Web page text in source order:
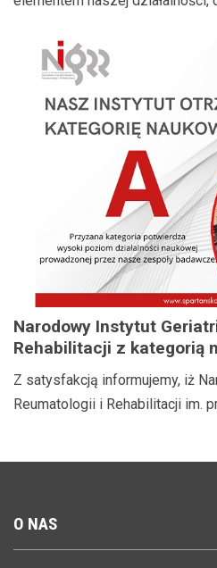
Narodowy Instytut
Rehabilitacji z kategorią
Z satysfakcją informujemy, iż
Reumatologii i Rehabilitacji im.
O NAS